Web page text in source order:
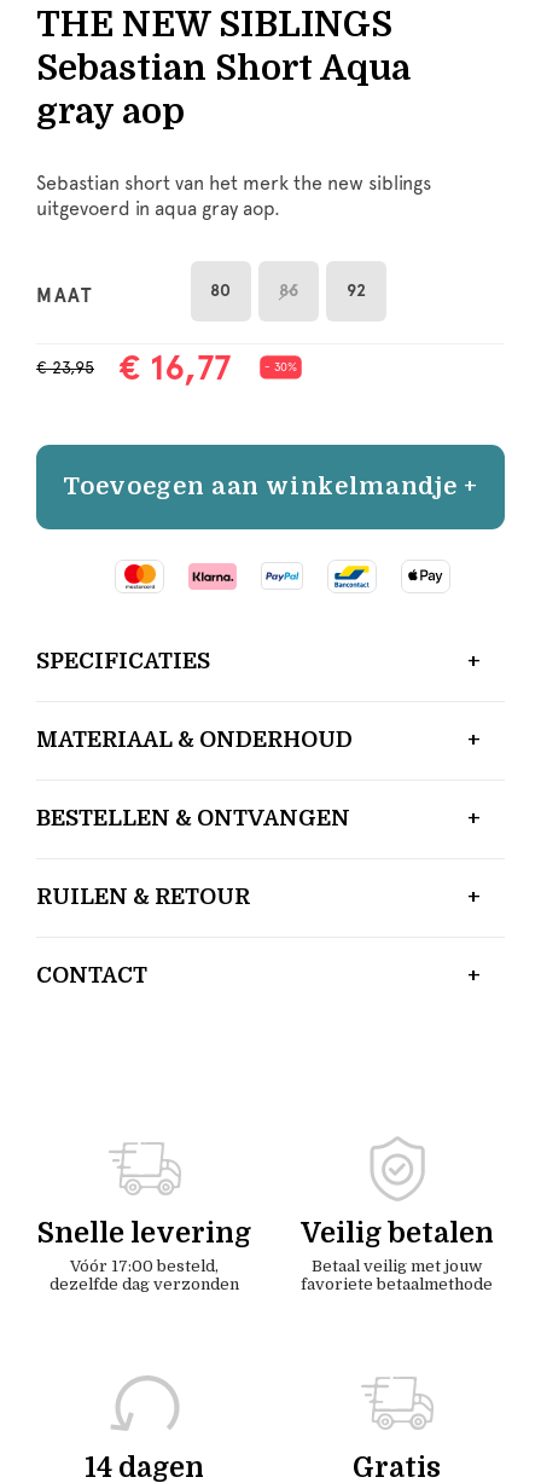
THE NEW SIBLINGS
Sebastian Short Aqua
gray aop
Sebastian short van het merk the new siblings
uitgevoerd in aqua gray aop.
MAAT 80 86 92
€ 23,95 € 16,77 - 30%
Toevoegen aan winkelmandje +
SPECIFICATIES
MATERIAAL & ONDERHOUD
BESTELLEN & ONTVANGEN
RUILEN & RETOUR
CONTACT
Snelle levering
Vóór 17:00 besteld,
dezelfde dag verzonden
Veilig betalen
Betaal veilig met jouw
favoriete betaalmethode
14 dagen Gratis